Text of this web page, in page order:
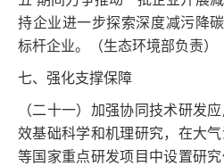
持企业进一步探索深度减污降
标杆企业。（生态环境部负责）
七、强化支撑保障
（二十一）加强协同技术研发
效基础科学和机理研究，在大
等国家重点研发项目中设置研